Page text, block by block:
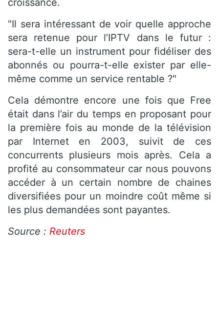
croissance.
"Il sera intéressant de voir quelle approche
sera retenue pour l’IPTV dans le futur :
sera-t-elle un instrument pour fidéliser des
abonnés ou pourra-t-elle exister par elle-
même comme un service rentable ?"
Cela démontre encore une fois que Free
était dans l’air du temps en proposant pour
la première fois au monde de la télévision
par Internet en 2003, suivit de ces
concurrents plusieurs mois après. Cela a
profité au consommateur car nous pouvons
accéder à un certain nombre de chaines
diversifiées pour un moindre coût même si
les plus demandées sont payantes.
Source : Reuters